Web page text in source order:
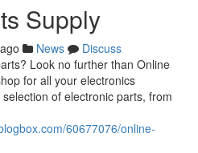
Supply
News
Discuss
Look no further than Online
for all your electronics
of electronic parts, from
60677076/online-